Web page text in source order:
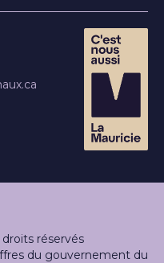
réservés
du gouvernement du